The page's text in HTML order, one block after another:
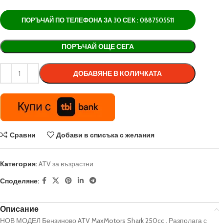
ПОРЪЧАЙ ПО ТЕЛЕФОНА ЗА 30 СЕК : 0887505511
ПОРЪЧАЙ ОЩЕ СЕГА
ДОБАВЯНЕ В КОЛИЧКАТА
Alternative:
Сравни Добави в списъка с желания
Категория:ATV за възрастни
Споделяне:
Описание
НОВ МОДЕЛ Бензиново ATV MaxMotors Shark 250cc . Разполага с